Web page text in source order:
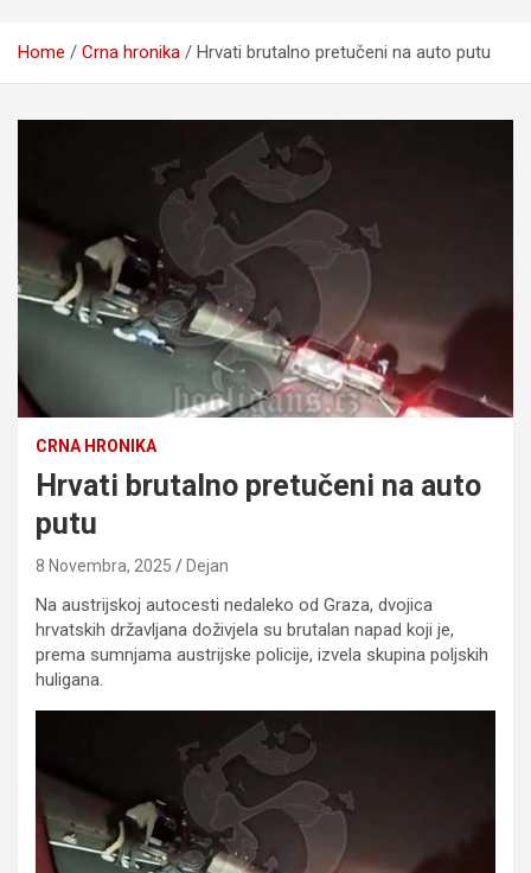
Home Crna hronika Hrvati brutalno pretučeni na auto putu
CRNA HRONIKA
Hrvati brutalno pretučeni na auto
putu
8 Novembra, 2025 Dejan
Na austrijskoj autocesti nedaleko od Graza, dvojica
hrvatskih državljana doživjela su brutalan napad koji je,
prema sumnjama austrijske policije, izvela skupina poljskih
huligana.